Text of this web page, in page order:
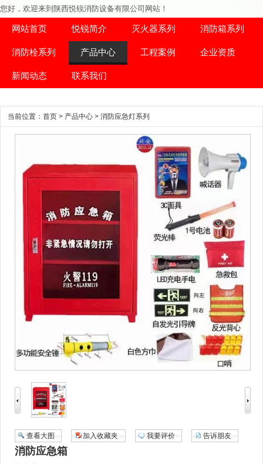
您好，欢迎来到陕西悦锐消防设备有限公司网站！
网站首页 悦锐简介 灭火器系列 消防箱系列
消防栓系列 产品中心 工程案例 企业资质
新闻动态 联系我们
当前位置： 首页 > 产品中心 > 消防应急灯系列
查看大图 加入收藏夹 我要评价 告诉朋友
消防应急箱